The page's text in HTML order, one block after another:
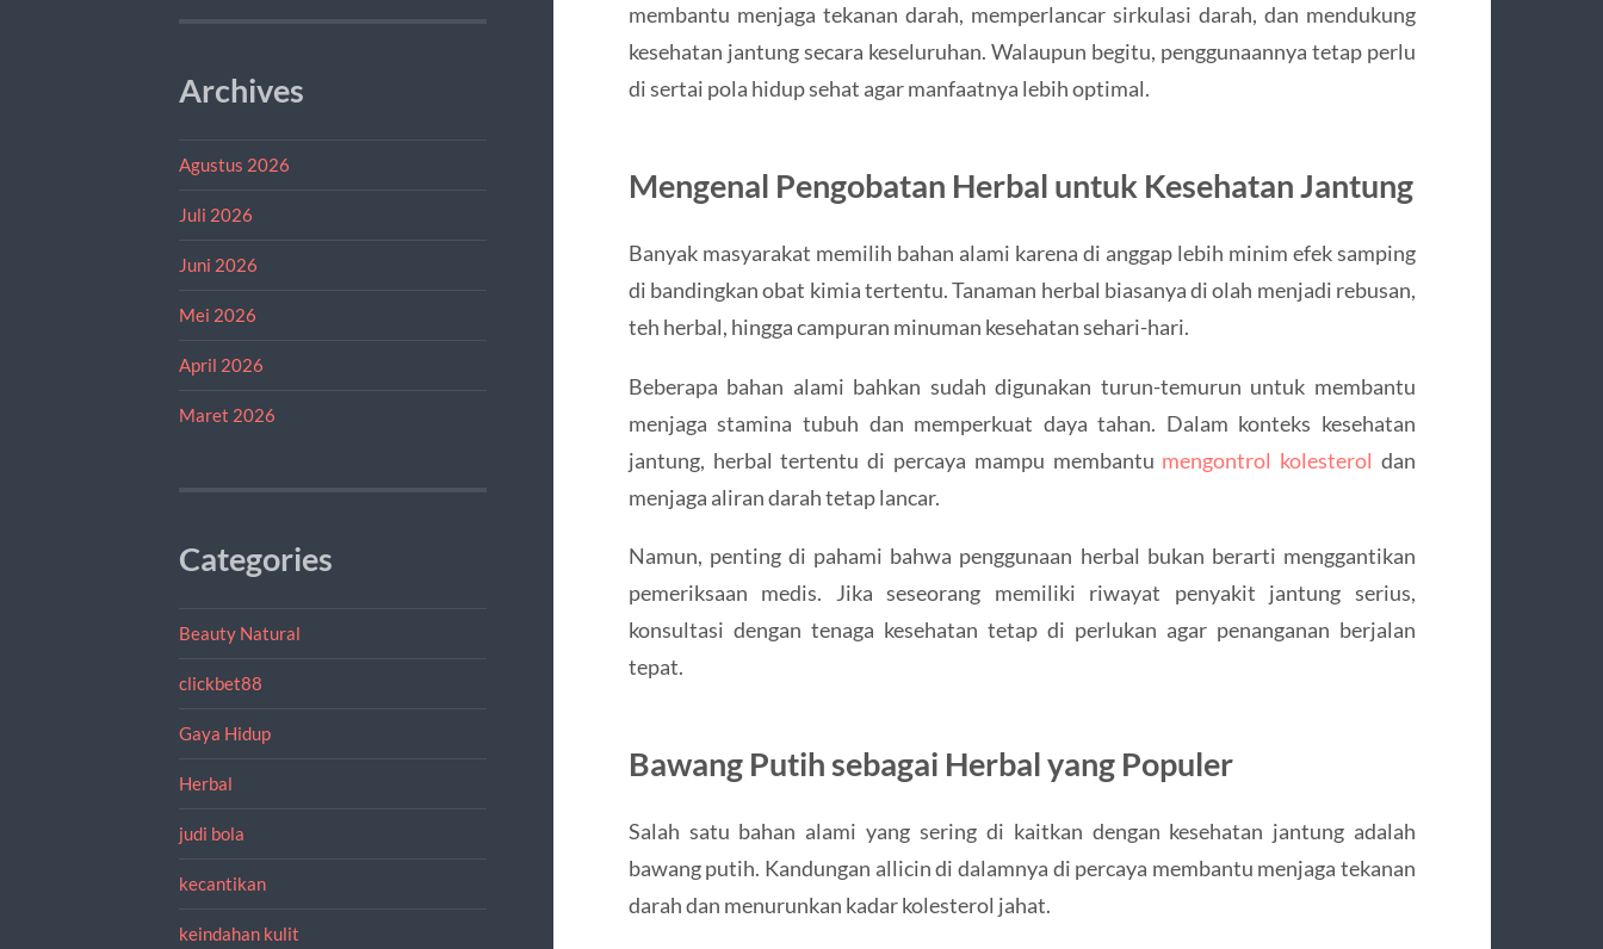
Archives
Agustus 2026
Juli 2026
Juni 2026
Mei 2026
April 2026
Maret 2026
Categories
Beauty Natural
clickbet88
Gaya Hidup
Herbal
judi bola
kecantikan
keindahan kulit
membantu menjaga tekanan darah, memperlancar sirkulasi darah, dan mendukung
kesehatan jantung secara keseluruhan. Walaupun begitu, penggunaannya tetap perlu
di sertai pola hidup sehat agar manfaatnya lebih optimal.
Mengenal Pengobatan Herbal untuk Kesehatan Jantung
Banyak masyarakat memilih bahan alami karena di anggap lebih minim efek samping
di bandingkan obat kimia tertentu. Tanaman herbal biasanya di olah menjadi rebusan,
teh herbal, hingga campuran minuman kesehatan sehari-hari.
Beberapa bahan alami bahkan sudah digunakan turun-temurun untuk membantu
menjaga stamina tubuh dan memperkuat daya tahan. Dalam konteks kesehatan
jantung, herbal tertentu di percaya mampu membantu mengontrol kolesterol dan
menjaga aliran darah tetap lancar.
Namun, penting di pahami bahwa penggunaan herbal bukan berarti menggantikan
pemeriksaan medis. Jika seseorang memiliki riwayat penyakit jantung serius,
konsultasi dengan tenaga kesehatan tetap di perlukan agar penanganan berjalan
tepat.
Bawang Putih sebagai Herbal yang Populer
Salah satu bahan alami yang sering di kaitkan dengan kesehatan jantung adalah
bawang putih. Kandungan allicin di dalamnya di percaya membantu menjaga tekanan
darah dan menurunkan kadar kolesterol jahat.